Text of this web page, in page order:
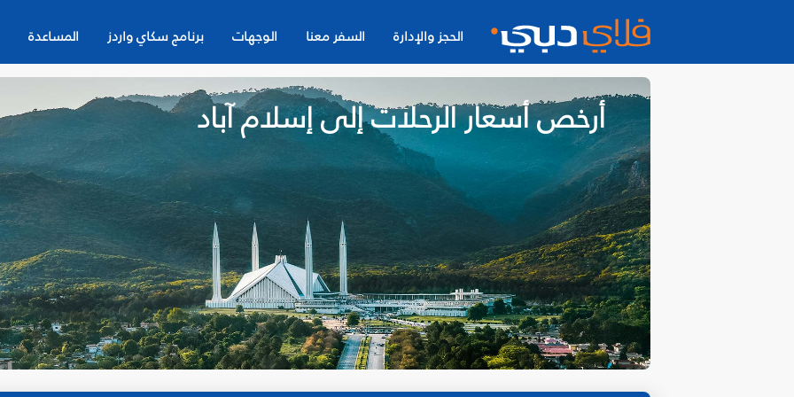
الحجز والإدارة السفر معنا الوجهات برنامج سكاي واردز المساعدة
أرخص أسعار الرحلات إلى إسلام آباد